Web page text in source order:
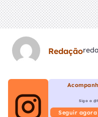
Redação
Siga a
Seguir agora